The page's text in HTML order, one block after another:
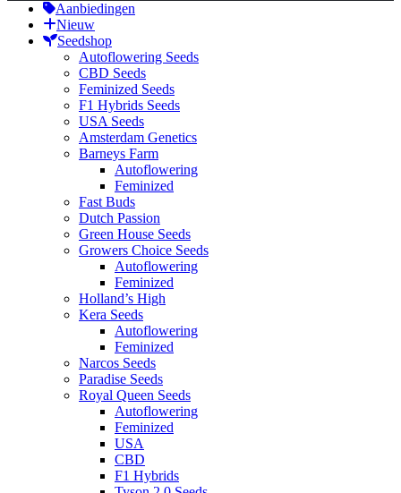
Aanbiedingen
Nieuw
Seedshop
Autoflowering Seeds
CBD Seeds
Feminized Seeds
F1 Hybrids Seeds
USA Seeds
Amsterdam Genetics
Barneys Farm
Autoflowering
Feminized
Fast Buds
Dutch Passion
Green House Seeds
Growers Choice Seeds
Autoflowering
Feminized
Holland’s High
Kera Seeds
Autoflowering
Feminized
Narcos Seeds
Paradise Seeds
Royal Queen Seeds
Autoflowering
Feminized
USA
CBD
F1 Hybrids